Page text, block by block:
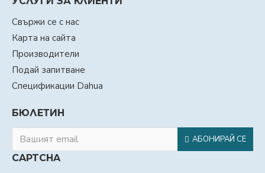
Свържи се с нас
Карта на сайта
Производители
Подай запитване
Спецификации Dahua
БЮЛЕТИН
АБОНИРАЙ СЕ
CAPTCHA